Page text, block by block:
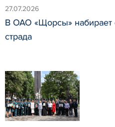
27.07.2026
В ОАО «Щорсы» набирает
страда